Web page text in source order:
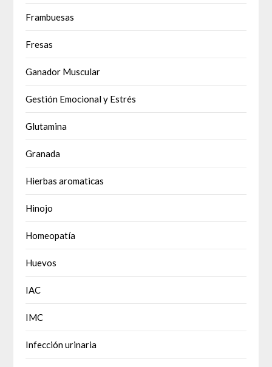
Frambuesas
Fresas
Ganador Muscular
Gestión Emocional y Estrés
Glutamina
Granada
Hierbas aromaticas
Hinojo
Homeopatía
Huevos
IAC
IMC
Infección urinaria